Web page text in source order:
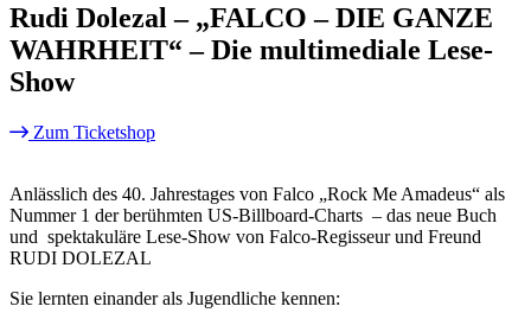
Rudi Dolezal – „FALCO – DIE GANZE
WAHRHEIT“ – Die multimediale Lese-
Show
Zum Ticketshop
Anlässlich des 40. Jahrestages von Falco „Rock Me Amadeus“ als
Nummer 1 der berühmten US-Billboard-Charts – das neue Buch
und spektakuläre Lese-Show von Falco-Regisseur und Freund
RUDI DOLEZAL
Sie lernten einander als Jugendliche kennen: